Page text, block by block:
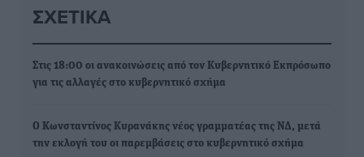
ΣΧΕΤΙΚΆ
Στις 18:00 οι ανακοινώσεις από τον Κυβερνητικό Εκπρόσωπο
για τις αλλαγές στο κυβερνητικό σχήμα
Ο Κωνσταντίνος Κυρανάκης νέος γραμματέας της ΝΔ, μετά
την εκλογή του οι παρεμβάσεις στο κυβερνητικό σχήμα